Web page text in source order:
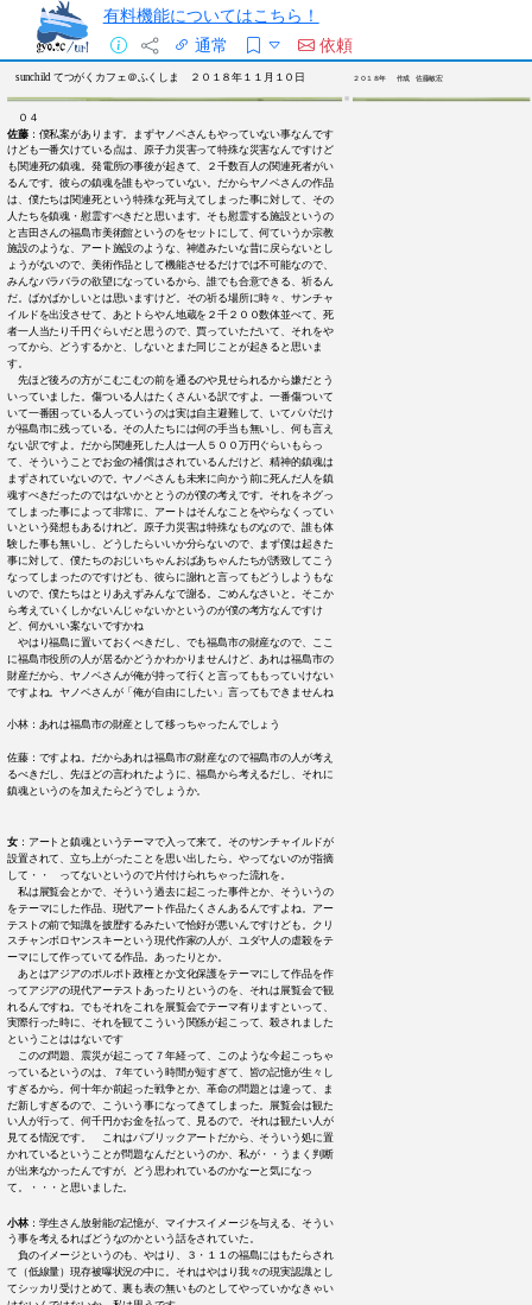
有料機能についてはこちら！
通常
依頼